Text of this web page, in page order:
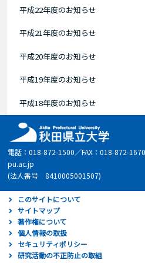
平成22年度のお知らせ
平成21年度のお知らせ
平成20年度のお知らせ
平成19年度のお知らせ
平成18年度のお知らせ
電話：018-872-1500／FAX：018-872-
pu.ac.jp
(法人番号 8410005001507)
このサイトについて
サイトマップ
著作権について
個人情報の取扱
セキュリティポリシー
研究活動の不正防止の取組